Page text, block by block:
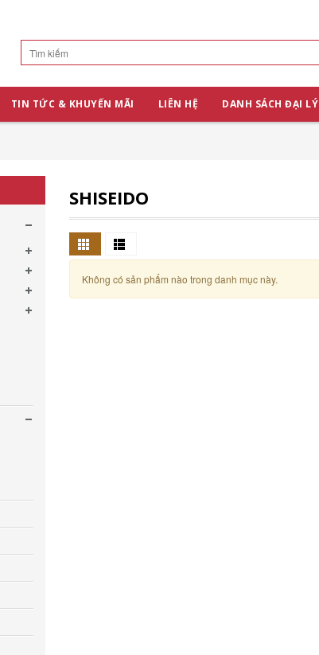
TIN TỨC & KHUYẾN MÃI LIÊN HỆ DANH SÁCH ĐẠI LÝ
SHISEIDO
Không có sản phẩm nào trong danh mục này.